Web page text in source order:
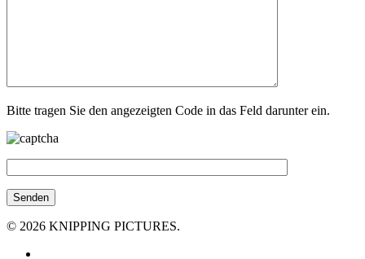
Bitte tragen Sie den angezeigten Code in das Feld darunter ein.
© 2026 KNIPPING PICTURES.